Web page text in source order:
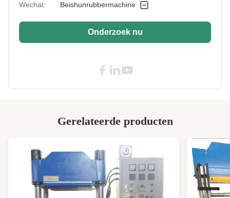
Location:
Moter Power:
Heating Method: Elektrisch
Keywords: Extruder
Wechat:
Beishunrubbermachine
Onderzoek nu
Gerelateerde producten